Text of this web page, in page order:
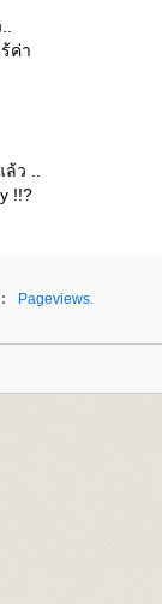
ค่า
ว ..
!!?
Pageviews.